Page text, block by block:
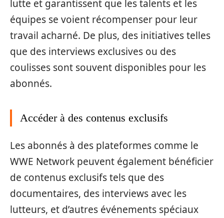
lutte et garantissent que les talents et les
équipes se voient récompenser pour leur
travail acharné. De plus, des initiatives telles
que des interviews exclusives ou des
coulisses sont souvent disponibles pour les
abonnés.
Accéder à des contenus exclusifs
Les abonnés à des plateformes comme le
WWE Network peuvent également bénéficier
de contenus exclusifs tels que des
documentaires, des interviews avec les
lutteurs, et d’autres événements spéciaux